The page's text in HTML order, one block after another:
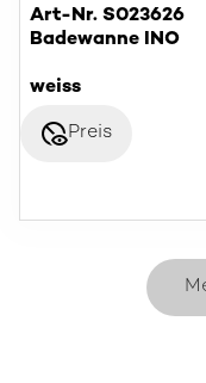
Art-Nr. S023626
Badewanne INO
weiss
disabled_visiblePreis